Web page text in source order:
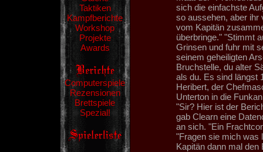
Taktiken
Kampfberichte
Workshop
Projekte
Awards
Computerspiele
Rezensionen
Brettspiele
Spezial!
sich die einfachste
so aussehen, aber ihr
vom Kapitän
überbringe." "Stimmt
Grinsen und fuhr mit
seinem geheiligten
Bruchstelle, du alter
als du. Es sind längst
Heribert, der
Unterton in die
"Sir? Hier ist der
gab Clearn eine
an sich. "Ein
"Fragen sie mich was
Kapitän dann mal den